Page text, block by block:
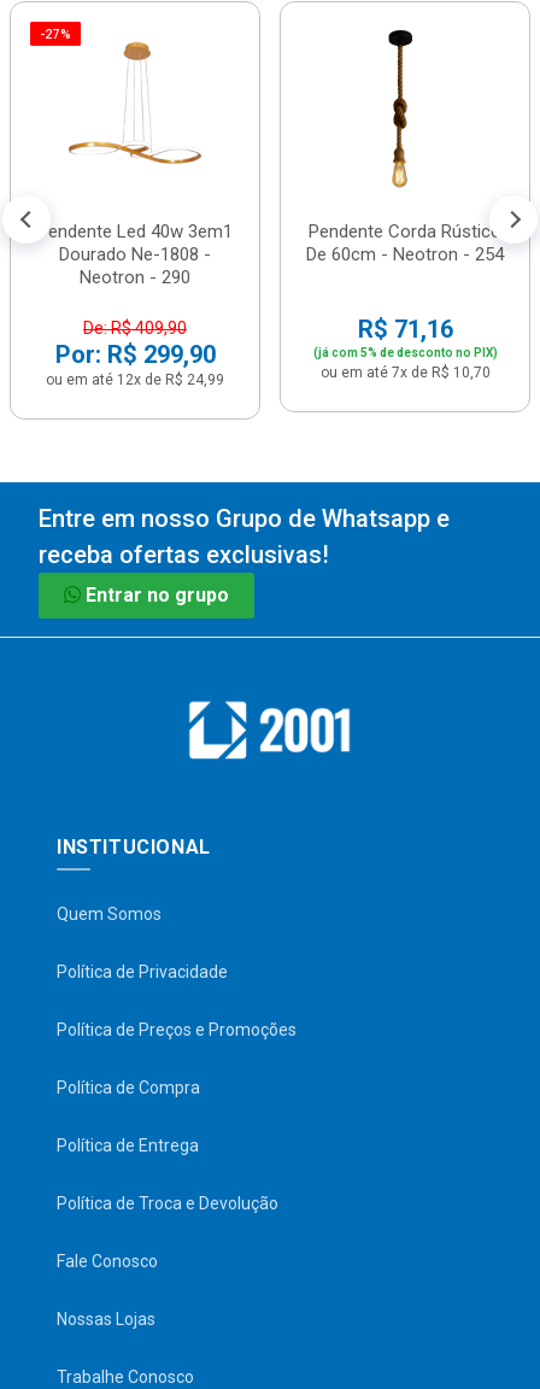
-27%
Pendente Led 40w 3em1
Dourado Ne-1808 -
Neotron - 290
De: R$ 409,90
Por: R$ 299,90
ou em até 12x de R$ 24,99
Pendente Corda Rústico
De 60cm - Neotron - 254
R$ 71,16
(já com 5% de desconto no PIX)
ou em até 7x de R$ 10,70
Entre em nosso Grupo de Whatsapp e
receba ofertas exclusivas!
Entrar no grupo
INSTITUCIONAL
Quem Somos
Política de Privacidade
Política de Preços e Promoções
Política de Compra
Política de Entrega
Política de Troca e Devolução
Fale Conosco
Nossas Lojas
Trabalhe Conosco